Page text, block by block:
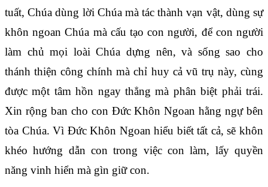
tuất, Chúa dùng lời Chúa mà tác thành vạn vật, dùng sự
khôn ngoan Chúa mà cấu tạo con người, để con người
làm chủ mọi loài Chúa dựng nên, và sống sao cho
thánh thiện công chính mà chỉ huy cả vũ trụ này, cùng
được một tâm hồn ngay thẳng mà phân biệt phải trái.
Xin rộng ban cho con Đức Khôn Ngoan hằng ngự bên
tòa Chúa. Vì Đức Khôn Ngoan hiểu biết tất cả, sẽ khôn
khéo hướng dẫn con trong việc con làm, lấy quyền
năng vinh hiển mà gìn giữ con.